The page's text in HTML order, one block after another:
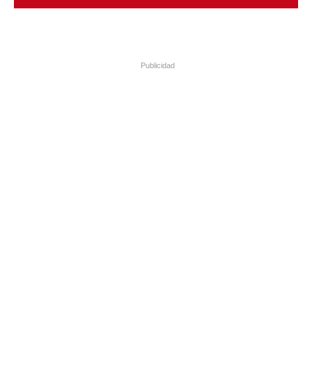
Publicidad